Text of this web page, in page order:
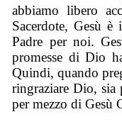
abbiamo libero
Sacerdote, Gesù
Padre per noi.
promesse di Dio
Quindi, quando
ringraziare Dio, sia
per mezzo di Gesù